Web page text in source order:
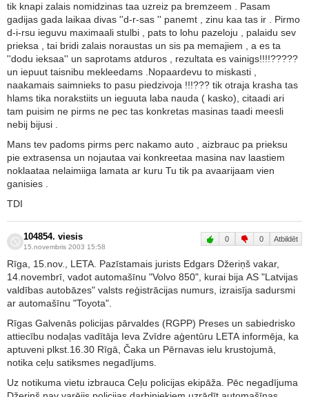
tik knapi zalais nomidzinas taa uzreiz pa bremzeem . Pasam
gadijas gada laikaa divas ''d-r-sas '' panemt , zinu kaa tas ir . Pirmo
d-i-rsu ieguvu maximaali stulbi , pats to lohu pazeloju , palaidu sev
prieksa , tai bridi zalais noraustas un sis pa memajiem , a es ta
''dodu ieksaa'' un saprotams atduros , rezultata es vainigs!!!!?????
un iepuut taisnibu mekleedams .Nopaardevu to miskasti ,
naakamais saimnieks to pasu piedzivoja !!!??? tik otraja krasha tas
hlams tika norakstiits un ieguuta laba nauda ( kasko), citaadi ari
tam puisim ne pirms ne pec tas konkretas masinas taadi meesli
nebij bijusi .
Mans tev padoms pirms perc nakamo auto , aizbrauc pa prieksu
pie extrasensa un nojautaa vai konkreetaa masina nav laastiem
noklaataa nelaimiiga lamata ar kuru Tu tik pa avaarijaam vien
ganisies .
TDI
104854. viesis
15.novembris 2003 15:58
0 0 Atbildēt
Rīga, 15.nov., LETA. Pazīstamais jurists Edgars Džeriņš vakar,
14.novembrī, vadot automašīnu "Volvo 850", kurai bija AS "Latvijas
valdības autobāzes" valsts reģistrācijas numurs, izraisīja sadursmi
ar automašīnu "Toyota".
Rīgas Galvenās policijas pārvaldes (RGPP) Preses un sabiedrisko
attiecību nodaļas vadītāja Ieva Zvīdre aģentūru LETA informēja, ka
aptuveni plkst.16.30 Rīgā, Čaka un Pērnavas ielu krustojumā,
notika ceļu satiksmes negadījums.
Uz notikuma vietu izbrauca Ceļu policijas ekipāža. Pēc negadījuma